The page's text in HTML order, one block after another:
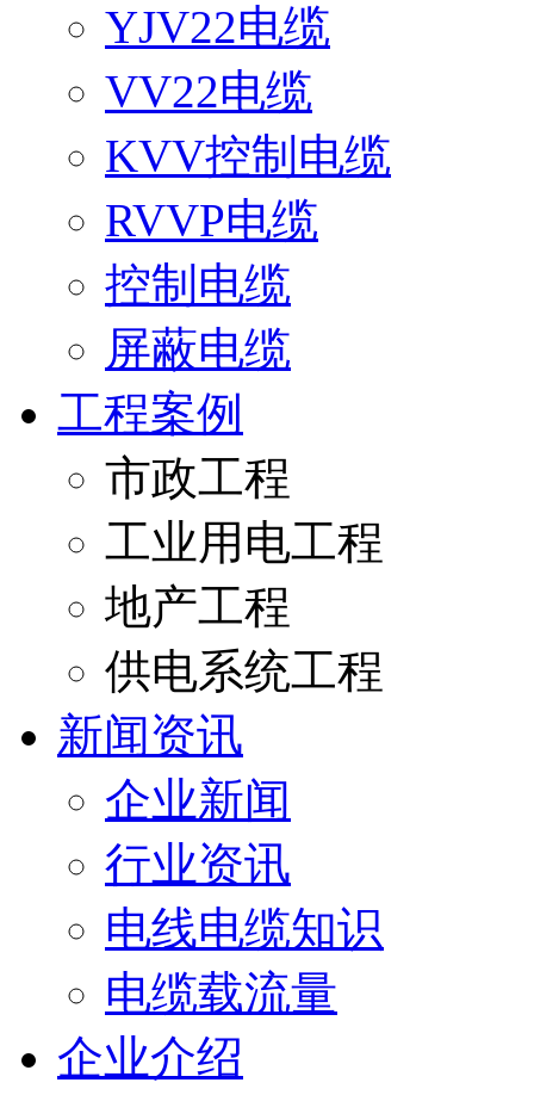
YJV22电缆
VV22电缆
KVV控制电缆
RVVP电缆
控制电缆
屏蔽电缆
工程案例
市政工程
工业用电工程
地产工程
供电系统工程
新闻资讯
企业新闻
行业资讯
电线电缆知识
电缆载流量
企业介绍